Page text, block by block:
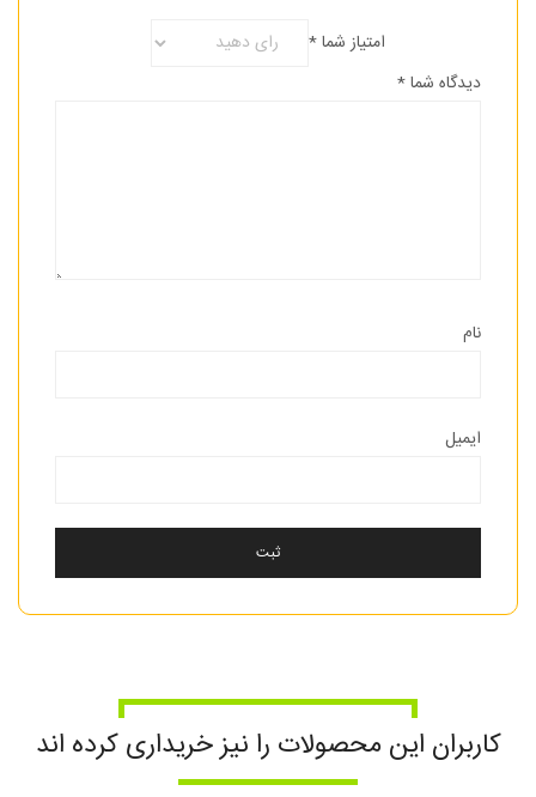
امتیاز شما*
دیدگاه شما*
نام
ایمیل
کاربران این محصولات را نیز خریداری کرده اند